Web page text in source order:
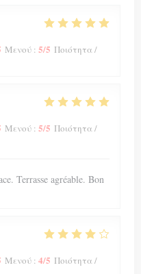
Μενού : 5/5 Ποιότητα /
Μενού : 5/5 Ποιότητα /
Terrasse agréable. Bon
Μενού : 4/5 Ποιότητα /